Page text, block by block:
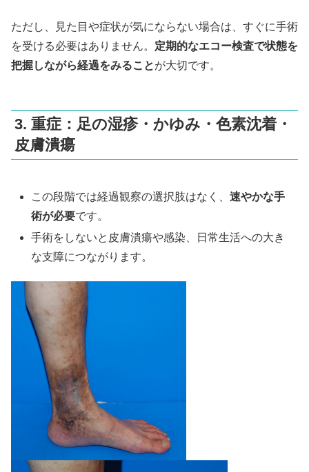
ただし、見た目や症状が気にならない場合は、すぐに手術
を受ける必要はありません。 定期的なエコー検査で状態を
把握しながら経過をみることが大切です。
3. 重症：足の湿疹・かゆみ・色素沈着・
皮膚潰瘍
この段階では経過観察の選択肢はなく、速やかな手
術が必要です。
手術をしないと皮膚潰瘍や感染、日常生活への大き
な支障につながります。